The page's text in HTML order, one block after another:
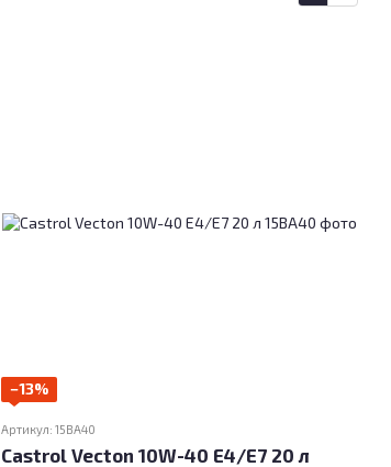
−13%
Артикул: 15BA40
Castrol Vecton 10W-40 E4/E7 20 л